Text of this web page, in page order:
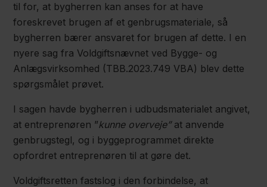
til for, at bygherren kan anses for at have
foreskrevet brugen af et genbrugsmateriale, så
bygherren bærer ansvaret for brugen af dette. I en
nyere sag fra Voldgiftsnævnet ved Bygge- og
Anlægsvirksomhed (TBB.2023.749 VBA) blev dette
spørgsmålet prøvet.
I sagen havde bygherren i udbudsmaterialet angivet,
at entreprenøren ”kunne overveje” at anvende
genbrugstegl, og i byggeprogrammet direkte
opfordret entreprenøren til at gøre det.
Voldgiftsretten fastslog i den forbindelse, at